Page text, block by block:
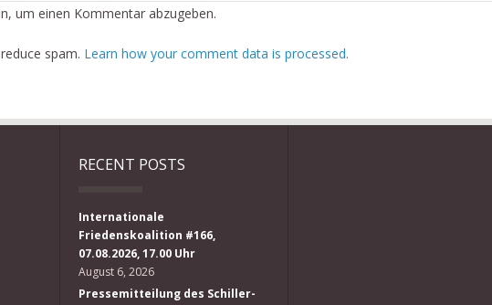
um einen Kommentar abzugeben.
spam. Learn how your comment data is processed.
RECENT POSTS
Internationale
Friedenskoalition #166,
07.08.2026, 17.00 Uhr
August 6, 2026
Pressemitteilung des Schiller-